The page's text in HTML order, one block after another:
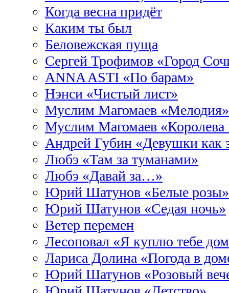
Когда весна придёт
Каким ты был
Беловежская пуща
Сергей Трофимов «Город
ANNA ASTI «По барам»
Нэнси «Чистый лист»
Муслим Магомаев «Мелодия»
Муслим Магомаев «Королева
Андрей Губин «Девушки как
Любэ «Там за туманами»
Любэ «Давай за…»
Юрий Шатунов «Белые розы»
Юрий Шатунов «Седая ночь»
Ветер перемен
Лесоповал «Я куплю тебе
Лариса Долина «Погода в
Юрий Шатунов «Розовый